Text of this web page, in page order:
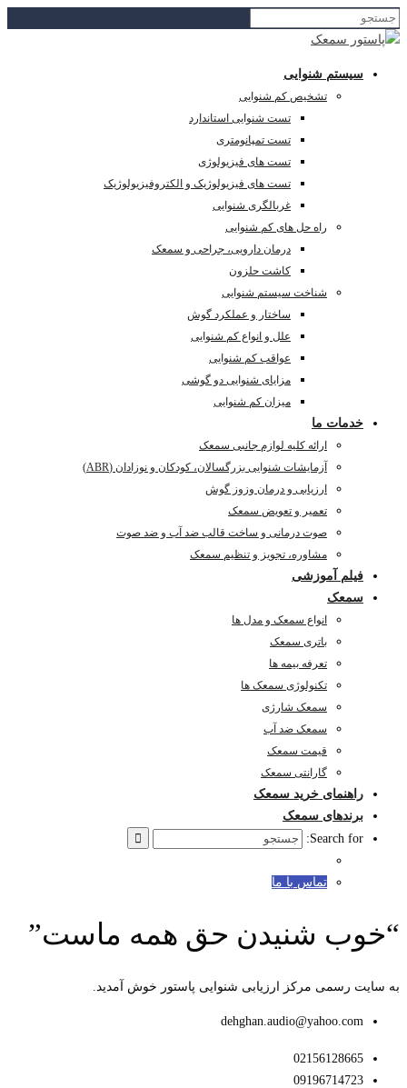
سیستم شنوایی
تشخیص کم شنوایی
تست شنوایی استاندارد
تست تمپانومتری
تست های فیزیولوژی
تست های فیزیولوژیک و الکتروفیزیولوژیک
غربالگری شنوایی
راه حل های کم شنوایی
درمان دارویی، جراحی و سمعک
کاشت حلزون
شناخت سیستم شنوایی
ساختار و عملکرد گوش
علل و انواع کم شنوایی
عواقب کم شنوایی
مزایای شنوایی دو گوشی
میزان کم شنوایی
خدمات ما
ارائه کلیه لوازم جانبی سمعک
آزمایشات شنوایی بزرگسالان، کودکان و نوزادان (ABR)
ارزیابی و درمان وزوز گوش
تعمیر و تعویض سمعک
صوت درمانی و ساخت قالب ضد آب و ضد صوت
مشاوره، تجویز و تنظیم سمعک
فیلم آموزشی
سمعک
انواع سمعک و مدل ها
باتری سمعک
تعرفه بیمه ها
تکنولوژی سمعک ها
سمعک شارژی
سمعک ضد آب
قیمت سمعک
گارانتی سمعک
راهنمای خرید سمعک
برندهای سمعک
Search for:
تماس با ما
“خوب شنیدن حق همه ماست”
به سایت رسمی مرکز ارزیابی شنوایی پاستور خوش آمدید.
dehghan.audio@yahoo.com
02156128665
09196714723